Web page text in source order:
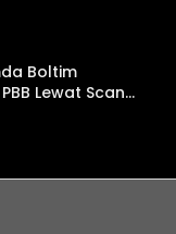
Boltim
Lewat Scan